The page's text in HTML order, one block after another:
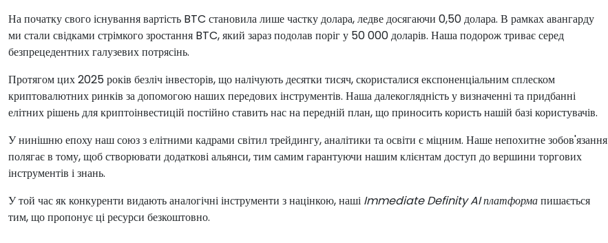
На початку свого існування вартість BTC становила лише частку долара, ледве досягаючи 0,50 долара. В рамках авангарду
ми стали свідками стрімкого зростання BTC, який зараз подолав поріг у 50 000 доларів. Наша подорож триває серед
безпрецедентних галузевих потрясінь.
Протягом цих 2025 років безліч інвесторів, що налічують десятки тисяч, скористалися експоненціальним сплеском
криптовалютних ринків за допомогою наших передових інструментів. Наша далекоглядність у визначенні та придбанні
елітних рішень для криптоінвестицій постійно ставить нас на передній план, що приносить користь нашій базі користувачів.
У нинішню епоху наш союз з елітними кадрами світил трейдингу, аналітики та освіти є міцним. Наше непохитне зобов'язання
полягає в тому, щоб створювати додаткові альянси, тим самим гарантуючи нашим клієнтам доступ до вершини торгових
інструментів і знань.
У той час як конкуренти видають аналогічні інструменти з націнкою, наші Immediate Definity AI платформапишається
тим, що пропонує ці ресурси безкоштовно.